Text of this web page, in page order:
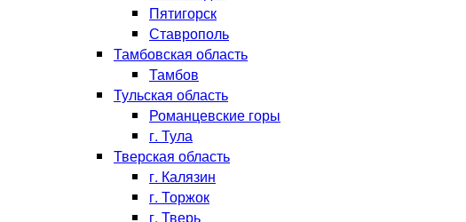
Пятигорск
Ставрополь
Тамбовская область
Тамбов
Тульская область
Романцевские горы
г. Тула
Тверская область
г. Калязин
г. Торжок
г. Тверь